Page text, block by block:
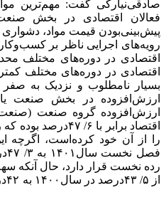
صادقی‌نیارکی گفت: مهم‌ترین
پیش‌بینی‌بودن قیمت مواد، دشواری
رویه‌‌‌‌‌های اجرایی ناظر بر
اقتصادی در دوره‌‌‌‌‌های مختلف
بسیار نامطلوب و نزدیک به
ارزش‌افزوده گروه صنعت
اقتصاد ‌برابر با ۶/
را از آن خود کرده‌است،
رده نخست قرار دارد، حال